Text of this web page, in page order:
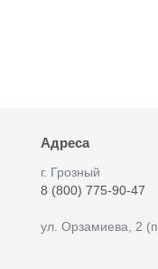
Адреса
г. Грозный
8 (800) 775-90-47
ул. Орзамиева, 2